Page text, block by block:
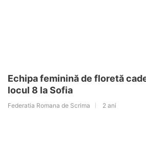
Echipa feminină de floretă
locul 8 la Sofia
Federatia Romana de Scrima 2 ani